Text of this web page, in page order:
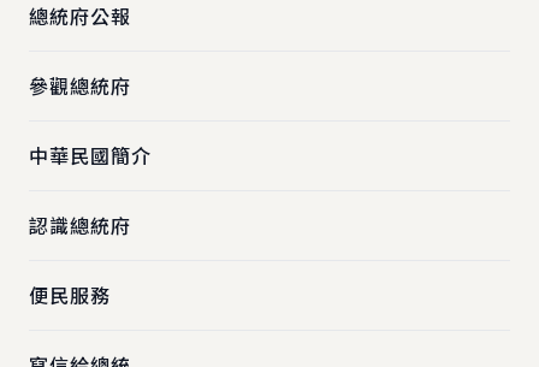
總統府公報
參觀總統府
中華民國簡介
認識總統府
便民服務